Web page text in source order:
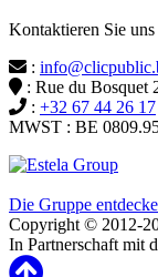
Kontaktieren Sie uns
:
: Rue du Bosquet
: +32 67 44 26 17
MWST : BE
Die Gruppe
Copyright © 2012-
In Partnerschaft mit